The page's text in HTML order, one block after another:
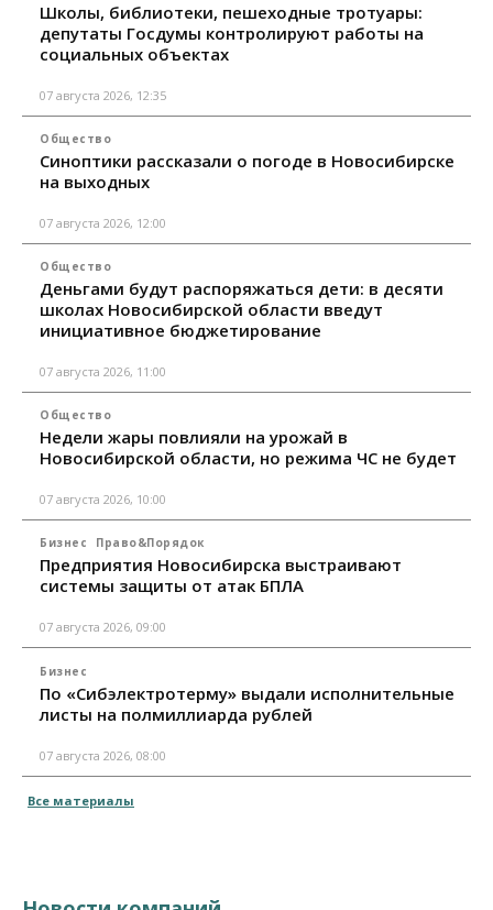
Школы, библиотеки, пешеходные тротуары:
депутаты Госдумы контролируют работы на
социальных объектах
07 августа 2026, 12:35
Общество
Синоптики рассказали о погоде в Новосибирске
на выходных
07 августа 2026, 12:00
Общество
Деньгами будут распоряжаться дети: в десяти
школах Новосибирской области введут
инициативное бюджетирование
07 августа 2026, 11:00
Общество
Недели жары повлияли на урожай в
Новосибирской области, но режима ЧС не будет
07 августа 2026, 10:00
Бизнес Право&Порядок
Предприятия Новосибирска выстраивают
системы защиты от атак БПЛА
07 августа 2026, 09:00
Бизнес
По «Сибэлектротерму» выдали исполнительные
листы на полмиллиарда рублей
07 августа 2026, 08:00
Все материалы